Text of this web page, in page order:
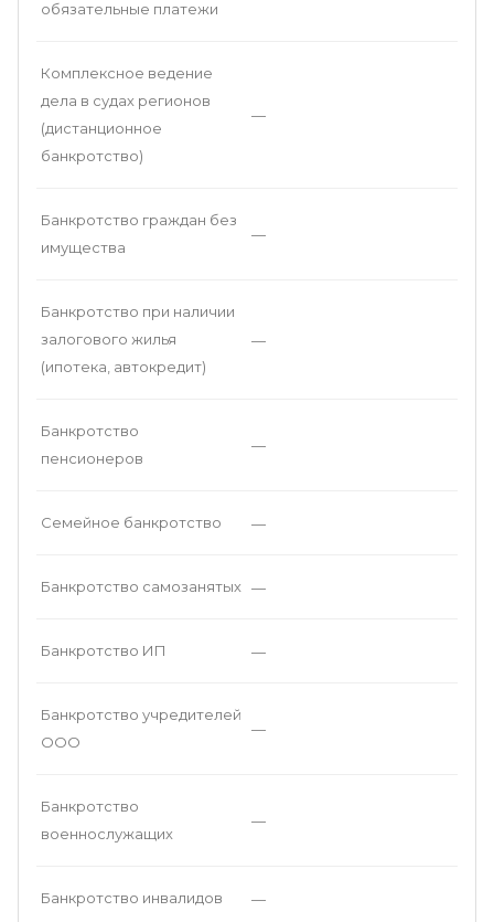
обязательные платежи
Комплексное ведение
дела в судах регионов
(дистанционное
банкротство)
—
Банкротство граждан без
имущества
—
Банкротство при наличии
залогового жилья
(ипотека, автокредит)
—
Банкротство
пенсионеров
—
Семейное банкротство —
Банкротство самозанятых —
Банкротство ИП —
Банкротство учредителей
ООО
—
Банкротство
военнослужащих
—
Банкротство инвалидов —